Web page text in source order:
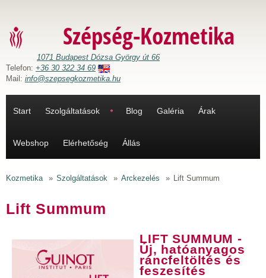
Szépség-Kozmetika
1071 Budapest Dózsa György út 66
Telefon: +36 30 322 34 69
Mail: info@szepsegkozmetika.hu
Start Szolgáltatások Blog Galéria Árak
Webshop Elérhetőség Állás
Kozmetika » Szolgáltatások » Arckezelés » Lift Summum
Lift Summum
LIFT SUMMUM -
Új, hatóanyagos
ráncfeltöltés és
feszesítés